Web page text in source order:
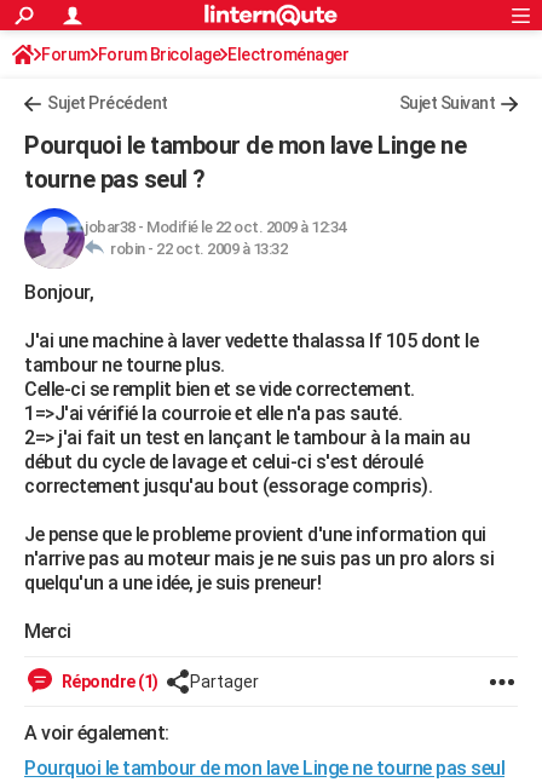
ACTUALITÉS
Politique
Société
Faits Divers
Education
Monde
Villes
+
Programme TV
TNTStreaming
Cinéma
Sorties cinéma
Musique
+FINANCE
Retraite
Impôts
Epargne
Immobilier
Risques naturels par ville
Banque
Assurance
Crédit
AUTO
Essais
Réserver un essai
Citadines
Berlines
SUV
Forum auto
HIGH-TECH
Forum
Aménagement intérieur
Extérieur
Cuisine
Salle de bains
Jardinage
Rangement
WEEK-END
Guides de France
Escapades
Patrimoine
Expositions
Musées
Week-end nature
LIFESTYLE
Art de vivre
Bien-être
Loisirs
Mode
Modes de vie
SANTE
VOYAGE
Destinations
City break
Voyage nature
Voyage de noces
Forum
Climat
+PHOTO
GUIDES D'ACHAT
BONS PLANS
Carte de Noël
Carte Bonne année
Carte Saint-Valentin
Carte Pâques
Carte d'anniversaire
DICTIONNAIRE
S'inscrire
Connexion
Forum Forum Bricolage Electroménager
Sujet Précédent Sujet Suivant
Pourquoi le tambour de mon lave Linge ne
tourne pas seul ?
jobar38- Modifié le 22 oct. 2009 à 12:34
robin - 22 oct. 2009 à 13:32
Bonjour,
J'ai une machine à laver vedette thalassa lf 105 dont le
tambour ne tourne plus.
Celle-ci se remplit bien et se vide correctement.
1=>J'ai vérifié la courroie et elle n'a pas sauté.
2=> j'ai fait un test en lançant le tambour à la main au
début du cycle de lavage et celui-ci s'est déroulé
correctement jusqu'au bout (essorage compris).
Je pense que le probleme provient d'une information qui
n'arrive pas au moteur mais je ne suis pas un pro alors si
quelqu'un a une idée, je suis preneur!
Merci
Répondre (1) Partager
A voir également:
Pourquoi le tambour de mon lave Linge ne tourne pas seul